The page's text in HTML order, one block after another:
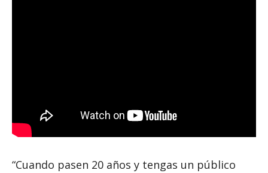
“Cuando pasen 20 años y tengas un público